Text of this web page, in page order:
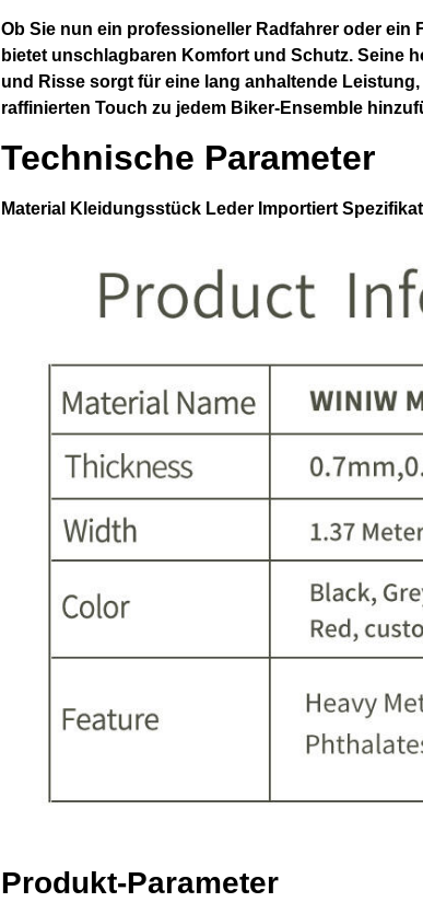
Ob Sie nun ein professioneller Radfahrer oder ein
bietet unschlagbaren Komfort und Schutz. Seine
und Risse sorgt für eine lang anhaltende
raffinierten Touch zu jedem Biker-Ensemble
Technische Parameter
Material Kleidungsstück Leder Importiert
Produkt-Parameter